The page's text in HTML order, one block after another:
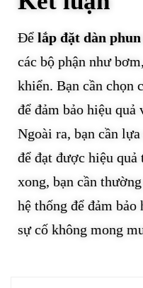
Để lắp đặt dàn
các bộ phận như
khiển. Bạn cần chọn
để đảm bảo hiệu quả
Ngoài ra, bạn cần
để đạt được hiệu
xong, bạn cần
hệ thống để đảm
sự cố không mong